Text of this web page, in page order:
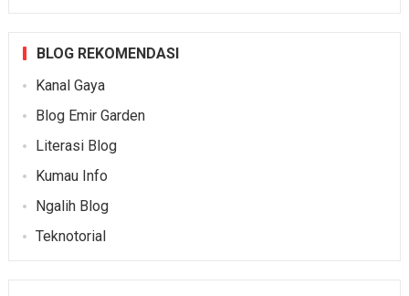
BLOG REKOMENDASI
Kanal Gaya
Blog Emir Garden
Literasi Blog
Kumau Info
Ngalih Blog
Teknotorial